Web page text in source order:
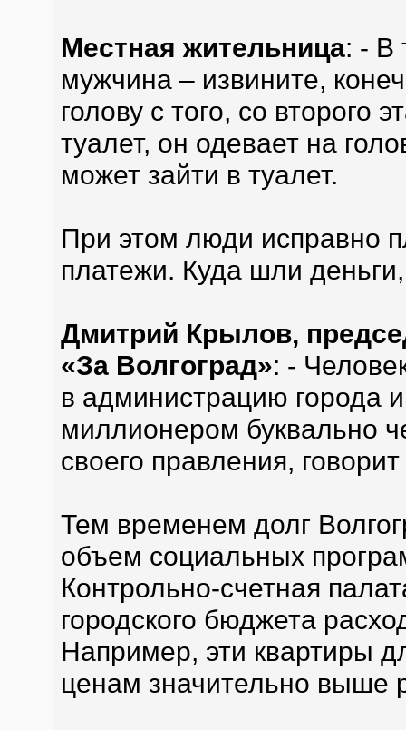
Местная жительница: - В
мужчина – извините,
голову с того, со второго
туалет, он одевает на
может зайти в туалет.
При этом люди исправно
платежи. Куда шли
Дмитрий Крылов,
«За Волгоград»: -
в администрацию города
миллионером буквально
своего правления,
Тем временем долг
объем социальных
Контрольно-счетная
городского бюджета
Например, эти квартиры
ценам значительно выше